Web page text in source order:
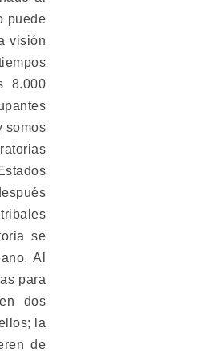
puede
visión
8.000
somos
se
Al
para
dos
la
de